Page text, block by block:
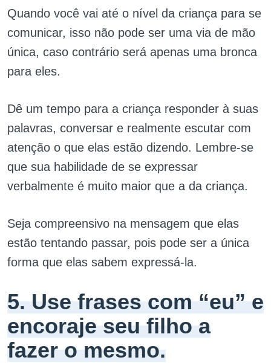
Quando você vai até o nível da criança para se
comunicar, isso não pode ser uma via de mão
única, caso contrário será apenas uma bronca
para eles.
Dê um tempo para a criança responder à suas
palavras, conversar e realmente escutar com
atenção o que elas estão dizendo. Lembre-se
que sua habilidade de se expressar
verbalmente é muito maior que a da criança.
Seja compreensivo na mensagem que elas
estão tentando passar, pois pode ser a única
forma que elas sabem expressá-la.
5. Use frases com “eu” e
encoraje seu filho a
fazer o mesmo.